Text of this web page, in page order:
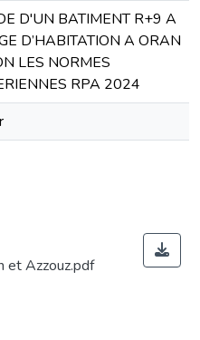
D'UN BATIMENT R+9 A
D’HABITATION A ORAN
LES NORMES
RPA 2024
et Azzouz.pdf